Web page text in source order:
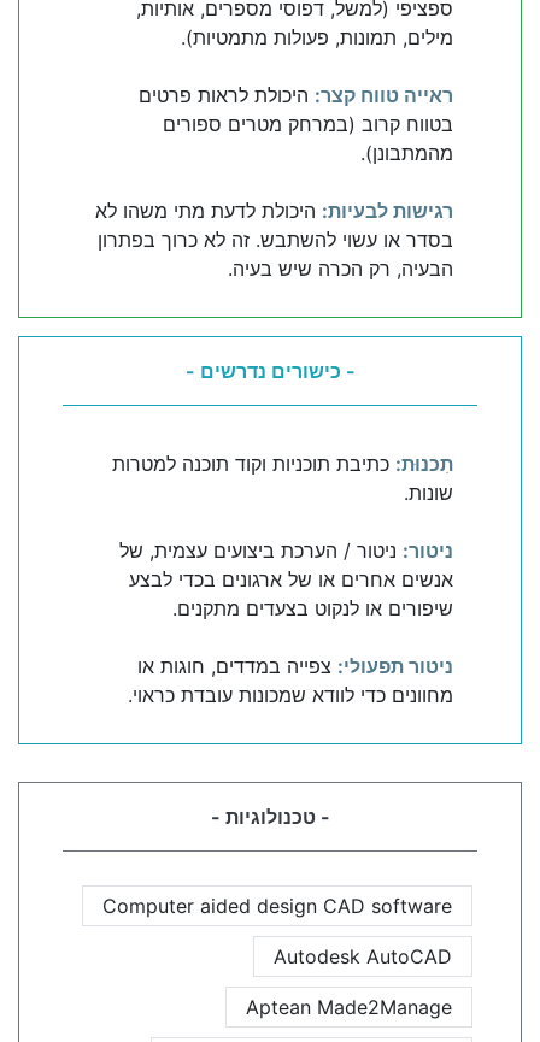
ספציפי (למשל, דפוסי מספרים, אותיות,
מילים, תמונות, פעולות מתמטיות).
ראייה טווח קצר: היכולת לראות פרטים
בטווח קרוב (במרחק מטרים ספורים
מהמתבונן).
רגישות לבעיות: היכולת לדעת מתי משהו לא
בסדר או עשוי להשתבש. זה לא כרוך בפתרון
הבעיה, רק הכרה שיש בעיה.
- כישורים נדרשים -
תִכנוּת: כתיבת תוכניות וקוד תוכנה למטרות
שונות.
ניטור: ניטור / הערכת ביצועים עצמית, של
אנשים אחרים או של ארגונים בכדי לבצע
שיפורים או לנקוט בצעדים מתקנים.
ניטור תפעולי: צפייה במדדים, חוגות או
מחוונים כדי לוודא שמכונות עובדת כראוי.
- טכנולוגיות -
Computer aided design CAD software
Autodesk AutoCAD
Aptean Made2Manage